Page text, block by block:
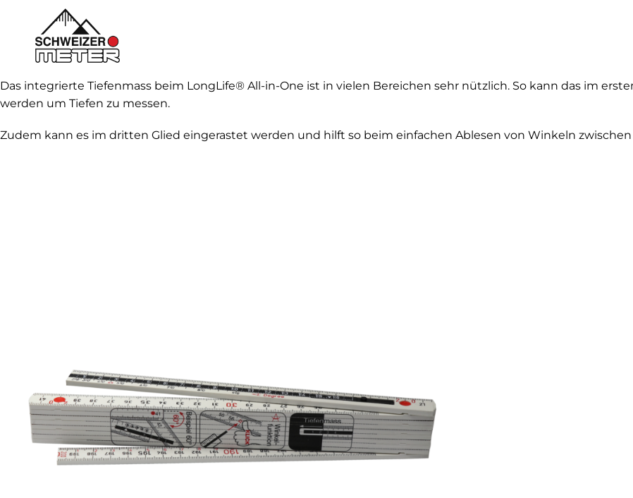
content
Shop
Das integrierte Tiefenmass beim LongLife® All-in-One ist in vielen Bereichen sehr nützlich. So kann das im
werden um Tiefen zu messen.
Zudem kann es im dritten Glied eingerastet werden und hilft so beim einfachen Ablesen von Winkeln zwischen
LongLife All-in-One